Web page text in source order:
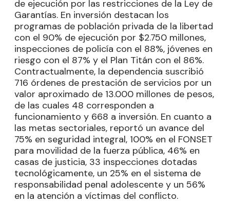
de ejecución por las restricciones de la Ley de
Garantías. En inversión destacan los
programas de población privada de la libertad
con el 90% de ejecución por $2.750 millones,
inspecciones de policía con el 88%, jóvenes en
riesgo con el 87% y el Plan Titán con el 86%.
Contractualmente, la dependencia suscribió
716 órdenes de prestación de servicios por un
valor aproximado de 13.000 millones de pesos,
de las cuales 48 corresponden a
funcionamiento y 668 a inversión. En cuanto a
las metas sectoriales, reportó un avance del
75% en seguridad integral, 100% en el FONSET
para movilidad de la fuerza pública, 46% en
casas de justicia, 33 inspecciones dotadas
tecnológicamente, un 25% en el sistema de
responsabilidad penal adolescente y un 56%
en la atención a víctimas del conflicto.